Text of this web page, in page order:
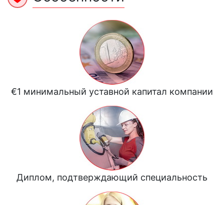
€1 минимальный уставной капитал компании
Диплом, подтверждающий специальность